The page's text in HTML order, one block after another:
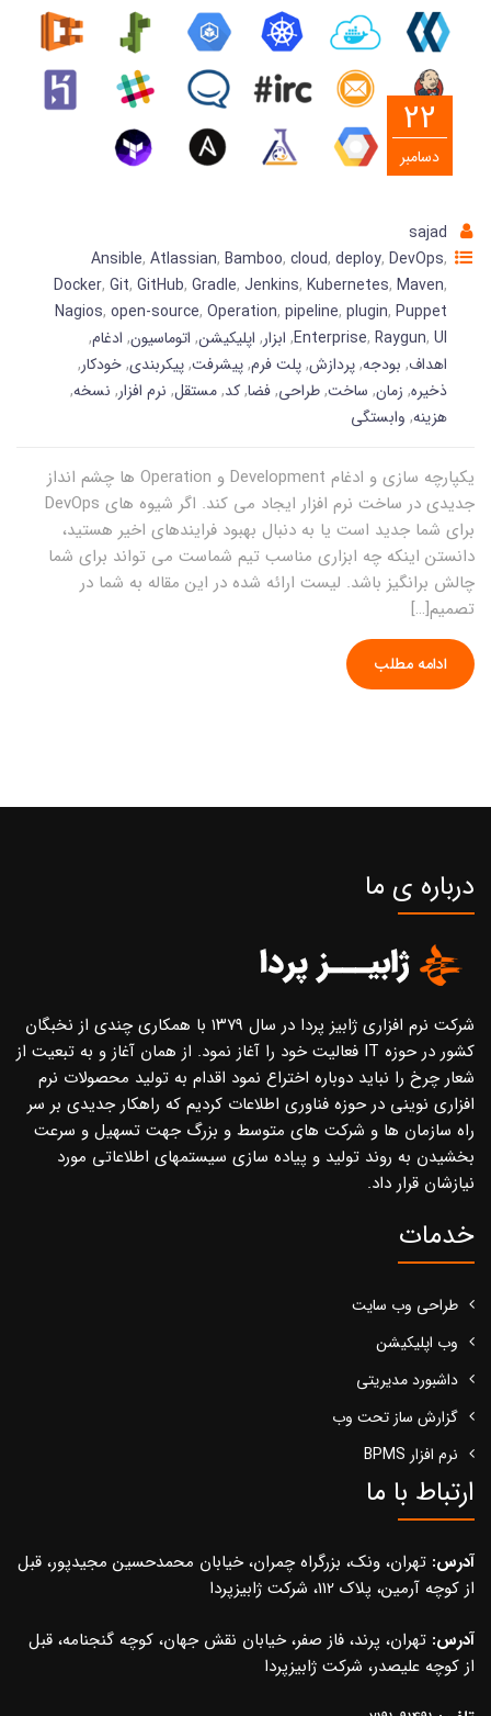
22
دسامبر
sajad
Ansible, Atlassian, Bamboo, cloud, deploy, DevOps,
Docker, Git, GitHub, Gradle, Jenkins, Kubernetes, Maven,
Nagios, open-source, Operation, pipeline, plugin, Puppet
Enterprise, Raygun, UI
, ابزار, اپلیکیشن, اتوماسیون, ادغام,
اهداف, بودجه,پردازش,پلت فرم,پیشرفت,پیکربندی,خودکار,
ذخیره, زمان, ساخت,طراحی,فضا,کد,مستقل, نرم افزار, نسخه,
هزینه, وابستگی
یکپارچه سازی و ادغام Development و Operation ها چشم انداز
جدیدی در ساخت نرم افزار ایجاد می کند. اگر شیوه های DevOps
برای شما جدید است یا به دنبال بهبود فرایندهای اخیر هستید،
دانستن اینکه چه ابزاری مناسب تیم شماست می تواند برای شما
چالش برانگیز باشد. لیست ارائه شده در این مقاله به شما در
تصمیم[…]
ادامه مطلب
درباره ی ما
شرکت نرم افزاری ژابیز پردا در سال ۱۳۷۹ با همکاری چندی از نخبگان
کشور در حوزه IT فعالیت خود را آغاز نمود. از همان آغاز و به تبعیت از
شعار چرخ را نباید دوباره اختراع نمود اقدام به تولید محصولات نرم
افزاری نوینی در حوزه فناوری اطلاعات کردیم که راهکار جدیدی بر سر
راه سازمان ها و شرکت های متوسط و بزرگ جهت تسهیل و سرعت
بخشیدن به روند تولید و پیاده سازی سیستمهای اطلاعاتی مورد
نیازشان قرار داد.
خدمات
طراحی وب سایت
وب اپلیکیشن
داشبورد مدیریتی
گزارش ساز تحت وب
نرم افزار BPMS
ارتباط با ما
آدرس: تهران، ونک، بزرگراه چمران، خیابان محمدحسین مجیدپور، قبل
از کوچه آرمین، پلاک 112، شرکت ژابیزپردا
آدرس: تهران، پرند، فاز صفر، خیابان نقش جهان، کوچه گنجنامه، قبل
از کوچه علیصدر، شرکت ژابیزپردا